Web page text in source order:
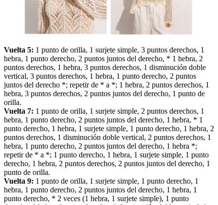
Vuelta 5: 1 punto de orilla, 1 surjete simple, 3 puntos derechos, 1
hebra, 1 punto derecho, 2 puntos juntos del derecho, * 1 hebra, 2
puntos derechos, 1 hebra, 3 puntos derechos, 1 disminución doble
vertical, 3 puntos derechos, 1 hebra, 1 punto derecho, 2 puntos
juntos del derecho *; repetir de * a *; 1 hebra, 2 puntos derechos, 1
hebra, 3 puntos derechos, 2 puntos juntos del derecho, 1 punto de
orilla.
Vuelta 7: 1 punto de orilla, 1 surjete simple, 2 puntos derechos, 1
hebra, 1 punto derecho, 2 puntos juntos del derecho, 1 hebra, * 1
punto derecho, 1 hebra, 1 surjete simple, 1 punto derecho, 1 hebra, 2
puntos derechos, 1 disminución doble vertical, 2 puntos derechos, 1
hebra, 1 punto derecho, 2 puntos juntos del derecho, 1 hebra *;
repetir de * a *; 1 punto derecho, 1 hebra, 1 surjete simple, 1 punto
derecho, 1 hebra, 2 puntos derechos, 2 puntos juntos del derecho, 1
punto de orilla.
Vuelta 9: 1 punto de orilla, 1 surjete simple, 1 punto derecho, 1
hebra, 1 punto derecho, 2 puntos juntos del derecho, 1 hebra, 1
punto derecho, * 2 veces (1 hebra, 1 surjete simple), 1 punto